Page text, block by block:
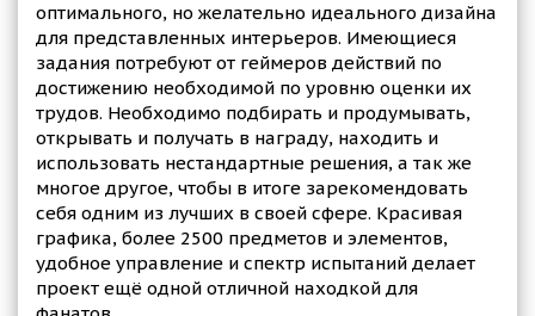
оптимального, но желательно идеального дизайна
для представленных интерьеров. Имеющиеся
задания потребуют от геймеров действий по
достижению необходимой по уровню оценки их
трудов. Необходимо подбирать и продумывать,
открывать и получать в награду, находить и
использовать нестандартные решения, а так же
многое другое, чтобы в итоге зарекомендовать
себя одним из лучших в своей сфере. Красивая
графика, более 2500 предметов и элементов,
удобное управление и спектр испытаний делает
проект ещё одной отличной находкой для